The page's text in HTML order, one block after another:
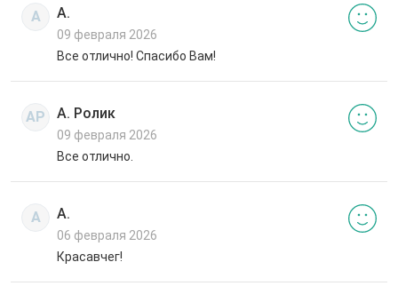
А А.
09 февраля 2026
Все отлично! Спасибо Вам!
АР А. Ролик
09 февраля 2026
Все отлично.
А А.
06 февраля 2026
Красавчег!